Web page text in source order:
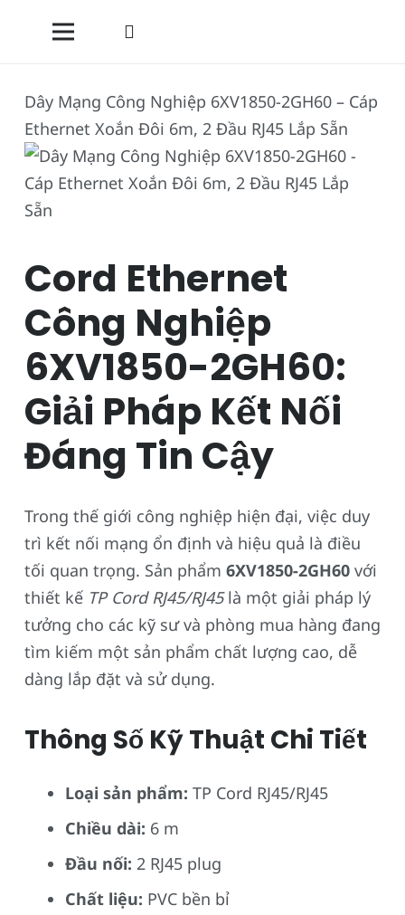
Dây Mạng Công Nghiệp 6XV1850-2GH60 – Cáp
Ethernet Xoắn Đôi 6m, 2 Đầu RJ45 Lắp Sẵn
Cord Ethernet
Công Nghiệp
6XV1850-2GH60:
Giải Pháp Kết Nối
Đáng Tin Cậy
Trong thế giới công nghiệp hiện đại, việc duy
trì kết nối mạng ổn định và hiệu quả là điều
tối quan trọng. Sản phẩm 6XV1850-2GH60 với
thiết kế TP Cord RJ45/RJ45là một giải pháp lý
tưởng cho các kỹ sư và phòng mua hàng đang
tìm kiếm một sản phẩm chất lượng cao, dễ
dàng lắp đặt và sử dụng.
Thông Số Kỹ Thuật Chi Tiết
Loại sản phẩm: TP Cord RJ45/RJ45
Chiều dài: 6 m
Đầu nối: 2 RJ45 plug
Chất liệu: PVC bền bỉ